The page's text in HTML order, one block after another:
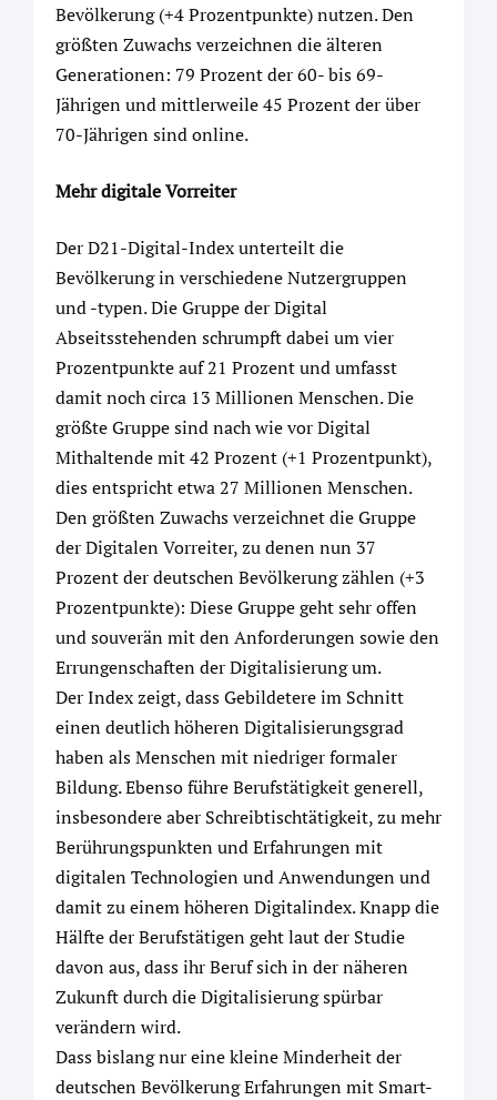
Bevölkerung (+4 Prozentpunkte) nutzen. Den
größten Zuwachs verzeichnen die älteren
Generationen: 79 Prozent der 60- bis 69-
Jährigen und mittlerweile 45 Prozent der über
70-Jährigen sind online.
Mehr digitale Vorreiter
Der D21-Digital-Index unterteilt die
Bevölkerung in verschiedene Nutzergruppen
und -typen. Die Gruppe der Digital
Abseitsstehenden schrumpft dabei um vier
Prozentpunkte auf 21 Prozent und umfasst
damit noch circa 13 Millionen Menschen. Die
größte Gruppe sind nach wie vor Digital
Mithaltende mit 42 Prozent (+1 Prozentpunkt),
dies entspricht etwa 27 Millionen Menschen.
Den größten Zuwachs verzeichnet die Gruppe
der Digitalen Vorreiter, zu denen nun 37
Prozent der deutschen Bevölkerung zählen (+3
Prozentpunkte): Diese Gruppe geht sehr offen
und souverän mit den Anforderungen sowie den
Errungenschaften der Digitalisierung um.
Der Index zeigt, dass Gebildetere im Schnitt
einen deutlich höheren Digitalisierungsgrad
haben als Menschen mit niedriger formaler
Bildung. Ebenso führe Berufstätigkeit generell,
insbesondere aber Schreibtischtätigkeit, zu mehr
Berührungspunkten und Erfahrungen mit
digitalen Technologien und Anwendungen und
damit zu einem höheren Digitalindex. Knapp die
Hälfte der Berufstätigen geht laut der Studie
davon aus, dass ihr Beruf sich in der näheren
Zukunft durch die Digitalisierung spürbar
verändern wird.
Dass bislang nur eine kleine Minderheit der
deutschen Bevölkerung Erfahrungen mit Smart-